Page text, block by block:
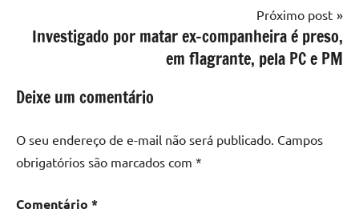
Próximo post
Investigado por matar ex-companheira é preso,
em flagrante, pela PC e PM
Deixe um comentário
O seu endereço de e-mail não será publicado. Campos
obrigatórios são marcados com *
Comentário *